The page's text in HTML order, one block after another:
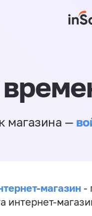
магазина —
магазин -
интернет-